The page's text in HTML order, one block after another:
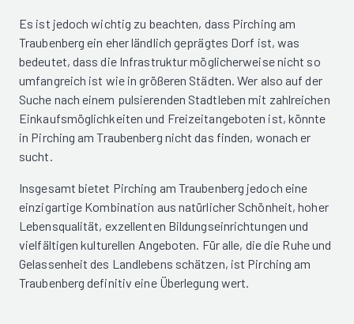
Es ist jedoch wichtig zu beachten, dass Pirching am
Traubenberg ein eher ländlich geprägtes Dorf ist, was
bedeutet, dass die Infrastruktur möglicherweise nicht so
umfangreich ist wie in größeren Städten. Wer also auf der
Suche nach einem pulsierenden Stadtleben mit zahlreichen
Einkaufsmöglichkeiten und Freizeitangeboten ist, könnte
in Pirching am Traubenberg nicht das finden, wonach er
sucht.
Insgesamt bietet Pirching am Traubenberg jedoch eine
einzigartige Kombination aus natürlicher Schönheit, hoher
Lebensqualität, exzellenten Bildungseinrichtungen und
vielfältigen kulturellen Angeboten. Für alle, die die Ruhe und
Gelassenheit des Landlebens schätzen, ist Pirching am
Traubenberg definitiv eine Überlegung wert.